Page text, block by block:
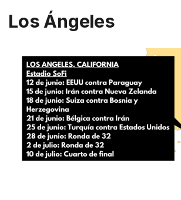
Los Ángeles